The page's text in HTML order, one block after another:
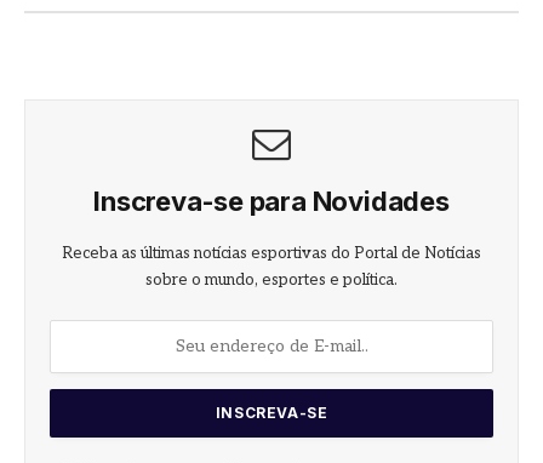
Inscreva-se para Novidades
Receba as últimas notícias esportivas do Portal de Notícias
sobre o mundo, esportes e política.